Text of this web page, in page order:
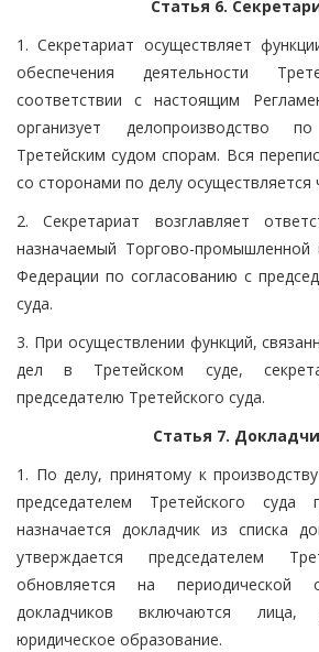
Статья 6.
1. Секретариат осуществляет
обеспечения деятельности
соответствии с настоящим
организует делопроизводство
Третейским судом спорам. Вся
со сторонами по делу осуществляется
2. Секретариат возглавляет
назначаемый Торгово-промышленной
Федерации по согласованию с
суда.
3. При осуществлении функций,
дел в Третейском суде,
председателю Третейского суда.
Статья 7.
1. По делу, принятому к
председателем Третейского суда
назначается докладчик из списка
утверждается председателем
обновляется на
докладчиков включаются
юридическое образование.